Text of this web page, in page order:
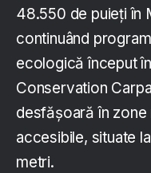
48.550 de puieți în
continuând
ecologică început
Conservation
desfășoară în
accesibile, situate
metri.